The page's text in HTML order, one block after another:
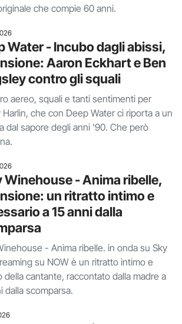
che compie 60 anni.
Water - Incubo dagli abissi,
Aaron Eckhart e Ben
contro gli squali
aereo, squali e tanti sentimenti per
Harlin, che con Deep Water ci riporta a un
dal sapore degli anni '90. Che però
Winehouse - Anima ribelle,
un ritratto intimo e
a 15 anni dalla
- Anima ribelle. in onda su Sky
su NOW è un ritratto intimo e
della cantante, raccontato dalla madre a
dalla scomparsa.